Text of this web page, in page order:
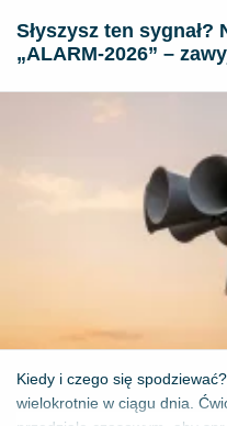
Słyszysz ten
„ALARM-2026” –
Kiedy i czego się
wielokrotnie w ciągu dnia.